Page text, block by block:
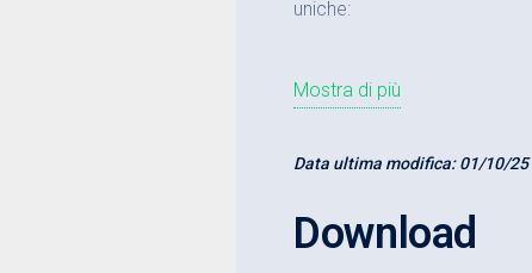
uniche:
Robusta cella di
Due uscite di
Guida menu secondo
Mostra di più
Data ultima modifica:01/10/25
Download